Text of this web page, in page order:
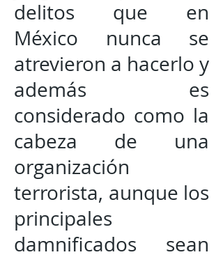
delitos que en
México nunca se
atrevieron a hacerlo y
además es
considerado como la
cabeza de una
organización
terrorista, aunque los
principales
damnificados sean